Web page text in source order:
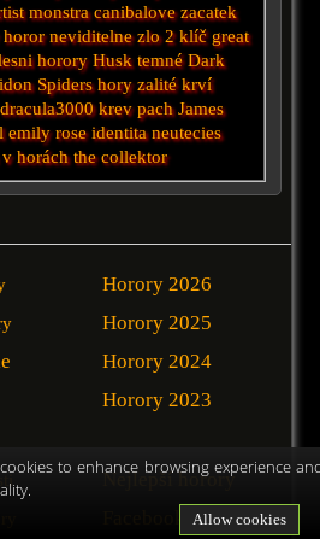
monstra canibalove zacatek
horor neviditelne zlo 2 klíč great
hororyHusk temné Dark
Spiders hory zalité krví
dracula3000 krev pach James
emily rose identita neutecies
v horách the collektor
Horory 2026
Horory 2025
Horory 2024
Horory 2023
Nejlepší horory
to enhance browsing experience
Allow cookies